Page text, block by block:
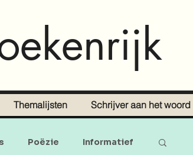
Themalijsten Schrijver aan het woord
Poëzie Informatief